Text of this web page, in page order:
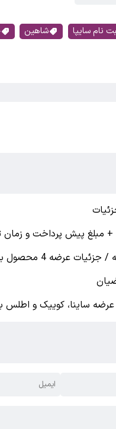
نام سایپا شاهین
به قیمت کارخانه